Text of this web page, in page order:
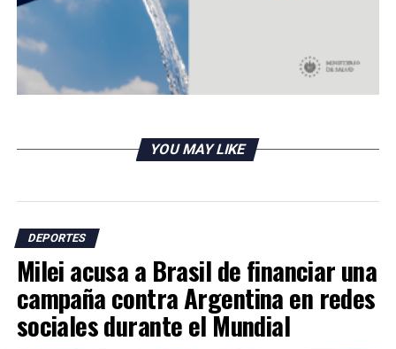
Springer acuerda contrato de $150 millones con
Azulejos
DON'T MISS
Dos juegos de sanción para Messi tras su expulsión de
la Supercopa
YOU MAY LIKE
DEPORTES
Milei acusa a Brasil de financiar una
campaña contra Argentina en redes
sociales durante el Mundial